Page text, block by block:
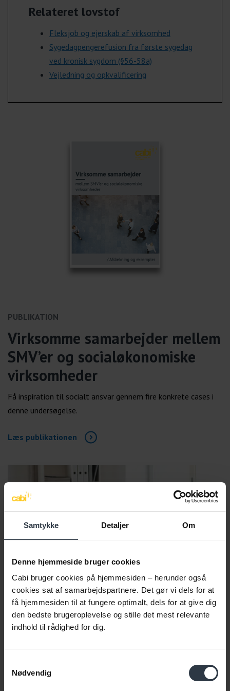
Samtykke Detaljer Om
Denne hjemmeside bruger cookies
Cabi bruger cookies på hjemmesiden – herunder også
cookies sat af samarbejdspartnere. Det gør vi dels for at
få hjemmesiden til at fungere optimalt, dels for at give dig
den bedste brugeroplevelse og stille det mest relevante
indhold til rådighed for dig.
Nødvendig
Relateret lovstof
Fleksjob og ejerskab af virksomhed
Sygedagpengerefusion fra første sygedag
ved kronisk sygdom (§56-58a)
Vejledning og opkvalificering
PUBLIKATION
Virksomme samarbejder mellem
SMV’er og socialøkonomiske
virksomheder
Få inspiration til socialt ansvar gennem fire konkrete cases i
denne undersøgelse.
Læs publikationen
Få viden og sparring om